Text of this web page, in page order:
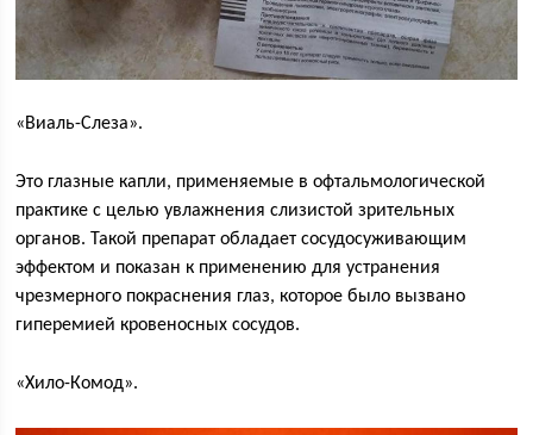
«Виаль-Слеза».
Это глазные капли, применяемые в офтальмологической
практике с целью увлажнения слизистой зрительных
органов. Такой препарат обладает сосудосуживающим
эффектом и показан к применению для устранения
чрезмерного покраснения глаз, которое было вызвано
гиперемией кровеносных сосудов.
«Хило-Комод».